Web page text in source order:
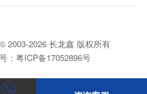
2003-2026 长龙鑫 版权所有
： 粤ICP备17052896号